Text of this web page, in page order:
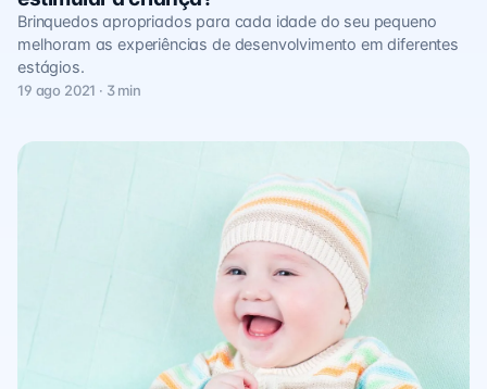
Brinquedos apropriados para cada idade do seu pequeno
melhoram as experiências de desenvolvimento em diferentes
estágios.
19 ago 2021 · 3 min